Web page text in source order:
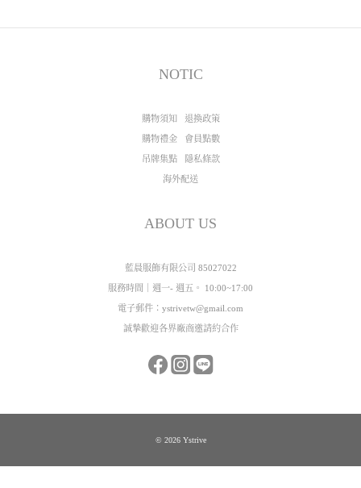
NOTIC
購物須知 退換政策
購物禮金 會員點數
吊牌集點 隱私條款
海外配送
ABOUT US
藍晨服飾有限公司 85027022
服務時間｜週一- 週五。 10:00~17:00
電子郵件：ystrivetw@gmail.com
誠摯歡迎各界廠商邀請約合作
© 2026 Ystrive